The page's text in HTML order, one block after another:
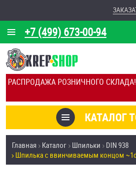
РАСПРОДАЖА РОЗНИЧНОГО СКЛАДА!
+7 (499) 673-00-94
О КОМПАНИИ
КАЛЬКУЛЯТОР
ОТЗЫВЫ
УСЛУГИ
СКИДКИ
КАТАЛОГ
Товары со скидкой
Анкеры
Главная Каталог Шпильки
DIN 938
Шпилька c ввинчиваемым концом